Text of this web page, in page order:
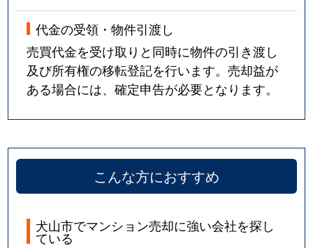
代金の受領・物件引渡し
売買代金を受け取りと同時に物件の引き渡し
及び所有権の移転登記を行います。売却益が
ある場合には、確定申告が必要となります。
こんな方におすすめ
犬山市でマンション売却に強い会社を探し
ている